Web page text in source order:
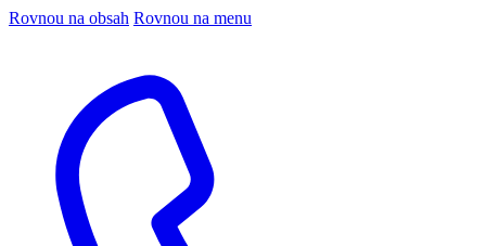
Rovnou na obsah Rovnou na menu